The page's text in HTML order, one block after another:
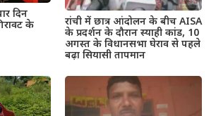
दिन
के
रांची में छात्र आंदोलन के बीच AISA
के प्रदर्शन के दौरान स्याही कांड, 10
अगस्त के विधानसभा घेराव से पहले
बढ़ा सियासी तापमान